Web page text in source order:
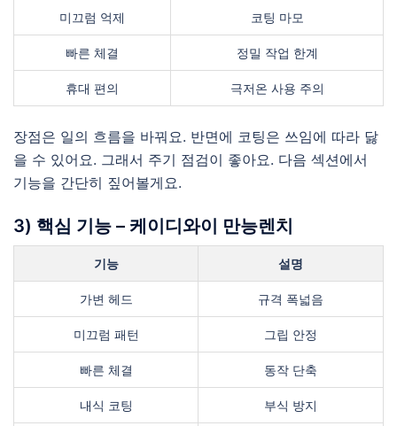
미끄럼 억제 코팅 마모
빠른 체결 정밀 작업 한계
휴대 편의 극저온 사용 주의
장점은 일의 흐름을 바꿔요. 반면에 코팅은 쓰임에 따라 닳
을 수 있어요. 그래서 주기 점검이 좋아요. 다음 섹션에서
기능을 간단히 짚어볼게요.
3) 핵심 기능 – 케이디와이 만능렌치
기능 설명
가변 헤드 규격 폭넓음
미끄럼 패턴 그립 안정
빠른 체결 동작 단축
내식 코팅 부식 방지